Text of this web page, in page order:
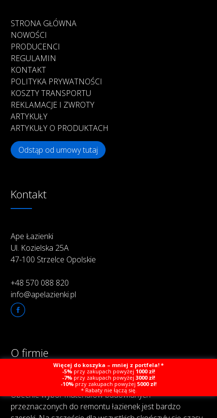
STRONA GŁÓWNA
NOWOŚCI
PRODUCENCI
REGULAMIN
KONTAKT
POLITYKA PRYWATNOŚCI
KOSZTY TRANSPORTU
REKLAMACJE I ZWROTY
ARTYKUŁY
ARTYKUŁY O PRODUKTACH
Odstąp od umowy tutaj
Kontakt
Ape Łazienki
Ul. Kozielska 25A
47-100 Strzelce Opolskie
+48 570 088 820
info@apelazienki.pl
O firmie
Obecnie wybór materiałów budowlanych
przeznaczonych do remontu łazienek jest bardzo
Więcej do koszyka – mniej z portfela! *
-5% przy zakupach powyżej 1000 zł!
-7% przy zakupach powyżej 3000 zł!
-10% przy zakupach powyżej 5000 zł!
* Rabaty nie łączą się.